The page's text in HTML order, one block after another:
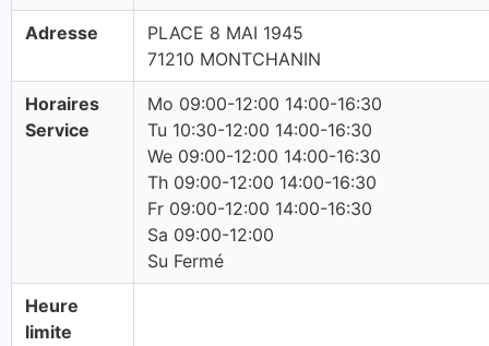
Adresse
PLACE 8 MAI 1945
71210 MONTCHANIN
Horaires
Service
Mo 09:00-12:00 14:00-16:30
Tu 10:30-12:00 14:00-16:30
We 09:00-12:00 14:00-16:30
Th 09:00-12:00 14:00-16:30
Fr 09:00-12:00 14:00-16:30
Sa 09:00-12:00
Su Fermé
Heure
limite